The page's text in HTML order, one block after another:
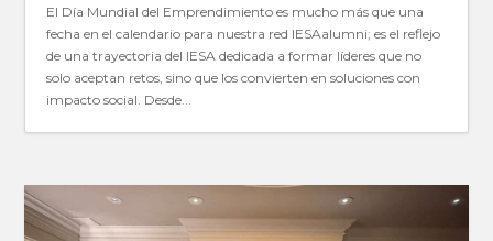
El Día Mundial del Emprendimiento es mucho más que una
fecha en el calendario para nuestra red IESAalumni; es el reflejo
de una trayectoria del IESA dedicada a formar líderes que no
solo aceptan retos, sino que los convierten en soluciones con
impacto social. Desde...